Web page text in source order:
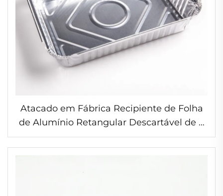
Atacado em Fábrica Recipiente de Folha
de Alumínio Retangular Descartável de 9
Polegadas de Grau Alimentício para
Restaurantes Caixa de Embalagem para